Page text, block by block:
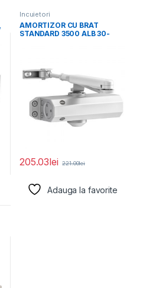
Incuietori
AMORTIZOR CU BRAT
STANDARD 3500 ALB 30-
205.03lei 221.00lei
Adauga la favorite